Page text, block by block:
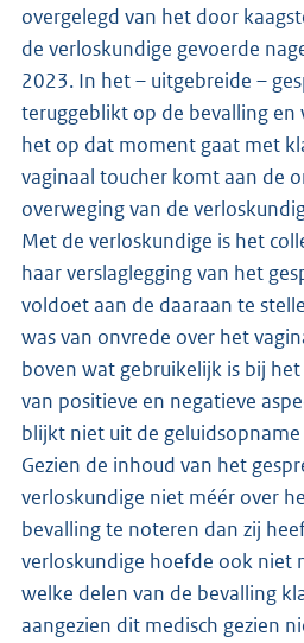
overgelegd van het door
de verloskundige gevoerde
2023. In het – uitgebreide –
teruggeblikt op de bevalling
het op dat moment gaat met
vaginaal toucher komt aan de
overweging van de
Met de verloskundige is het
haar verslaglegging van het
voldoet aan de daaraan te
was van onvrede over het
boven wat gebruikelijk is bij
van positieve en negatieve
blijkt niet uit de
Gezien de inhoud van het
verloskundige niet méér over
bevalling te noteren dan zij
verloskundige hoefde ook niet
welke delen van de bevalling
aangezien dit medisch gezien